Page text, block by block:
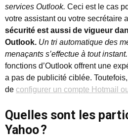
services Outlook. Ceci est le cas
votre assistant ou votre secrétaire
sécurité est aussi de vigueur
Outlook. Un tri automatique des
menaçants s’effectue à tout instant.
fonctions d’Outlook offrent une
a pas de publicité ciblée.
de configurer un compte Hotmail
Quelles sont les
Yahoo ?